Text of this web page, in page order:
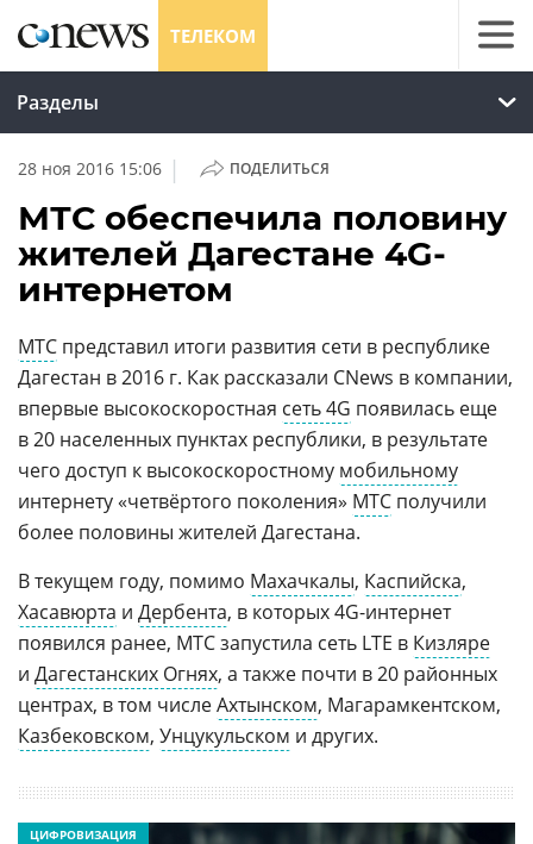
ТЕЛЕКОМ
Разделы
28 ноя 2016 15:06 | ПОДЕЛИТЬСЯ
МТС обеспечила половину
жителей Дагестане 4G-
интернетом
МТС представил итоги развития сети в республике
Дагестан в 2016 г. Как рассказали CNews в компании,
впервые высокоскоростная сеть 4G появилась еще
в 20 населенных пунктах республики, в результате
чего доступ к высокоскоростному мобильному
интернету «четвёртого поколения» МТС получили
более половины жителей Дагестана.
В текущем году, помимо Махачкалы, Каспийска,
Хасавюрта и Дербента, в которых 4G-интернет
появился ранее, МТС запустила сеть LTE в Кизляре
и Дагестанских Огнях, а также почти в 20 районных
центрах, в том числеАхтынском, Магарамкентском,
Казбековском, Унцукульском и других.
ЦИФРОВИЗАЦИЯ